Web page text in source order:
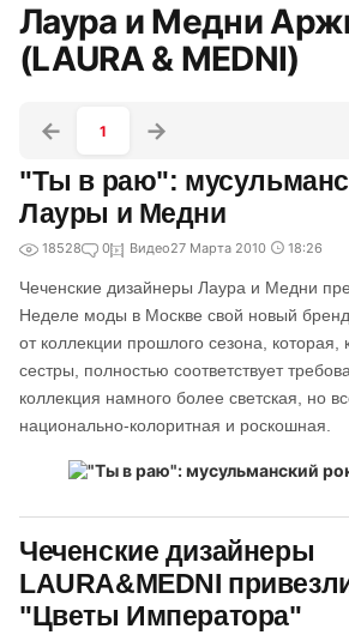
Лаура и Медни
(LAURA & MEDNI)
1
"Ты в раю":
Лауры и Медни
18528 0 Видео27 Марта 2010 18:26
Чеченские дизайнеры Лаура и Медни
Неделе моды в Москве свой новый
от коллекции прошлого сезона, которая,
сестры, полностью соответствует
коллекция намного более светская, но
национально-колоритная и роскошная.
Чеченские дизайнеры
LAURA&MEDNI
"Цветы Императора"